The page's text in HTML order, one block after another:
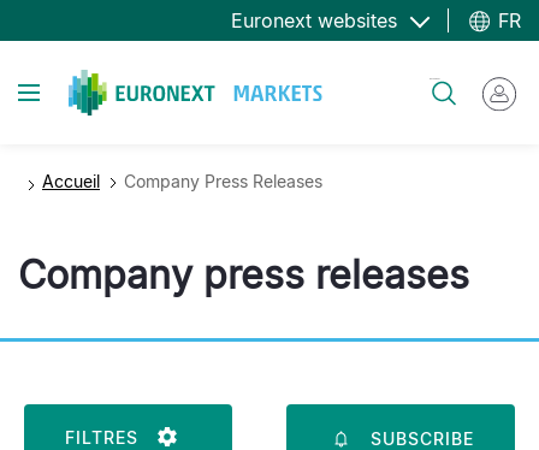
au
principal
Euronext websites FR
Toggle navigation
Accueil Company Press Releases
Company press releases
SUBSCRIBE
FILTRES